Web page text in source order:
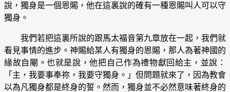
說，獨身是一個恩賜，他在這裏說的確有一種恩賜叫人可以守
獨身。
我們若把這裏所說的跟馬太福音第九章放在一起，我們就
看見事情的進步。神賜給某人有獨身的恩賜，那人為著神國的
緣故自閹。也就是說，他把自己作為禮物獻回給主，並說：
「主，我要事奉祢，我要守獨身。」但問題就來了，因為教會
以為凡獨身都是終身的誓。然而，獨身並不必然意味著終身的